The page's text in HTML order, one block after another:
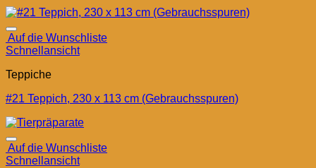
Auf die Wunschliste
Schnellansicht
Teppiche
#21 Teppich, 230 x 113 cm (Gebrauchsspuren)
Auf die Wunschliste
Schnellansicht